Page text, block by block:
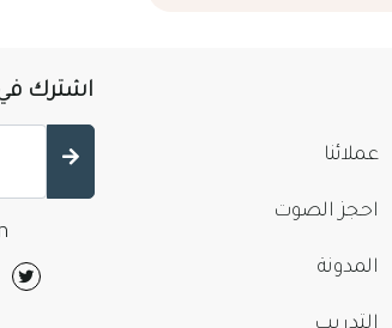
عملائنا
احجز الصوت
المدونة
اشترك في